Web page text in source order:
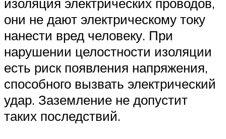
они не дают электрическому току
нанести вред человеку. При
нарушении целостности изоляции
есть риск появления напряжения,
способного вызвать электрический
удар. Заземление не допустит
таких последствий.